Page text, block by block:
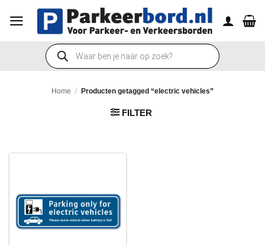
naar
Producten
zoeken
Home / Producten getagged “electric vehicles”
FILTER